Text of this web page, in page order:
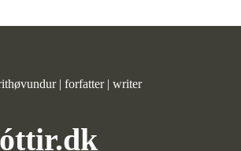
| forfatter | writer